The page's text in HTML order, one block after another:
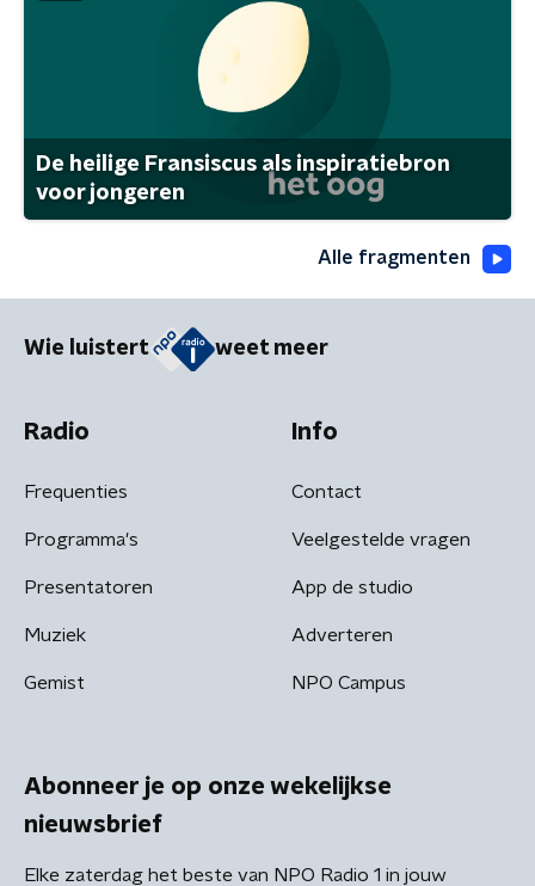
De heilige Fransiscus als inspiratiebron
voor jongeren
Alle fragmenten
Wie luistert weet meer
Radio
Frequenties
Programma's
Presentatoren
Muziek
Gemist
Info
Contact
Veelgestelde vragen
App de studio
Adverteren
NPO Campus
Abonneer je op onze wekelijkse
nieuwsbrief
Elke zaterdag het beste van NPO Radio 1 in jouw